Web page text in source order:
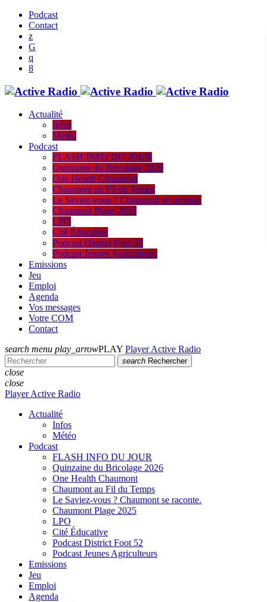
Podcast
Contact
Actualité
Infos
Météo
Podcast
FLASH INFO DU JOUR
Quinzaine du Bricolage 2026
One Health Chaumont
Chaumont au Fil du Temps
Le Saviez-vous ? Chaumont se raconte.
Chaumont Plage 2025
LPO
Cité Éducative
Podcast District Foot 52
Podcast Jeunes Agriculteurs
Emissions
Jeu
Emploi
Agenda
Vos messages
Votre COM
Contact
search menu play_arrowPLAY Player Active Radio
search Rechercher
close
close
Player Active Radio
Actualité
Infos
Météo
Podcast
FLASH INFO DU JOUR
Quinzaine du Bricolage 2026
One Health Chaumont
Chaumont au Fil du Temps
Le Saviez-vous ? Chaumont se raconte.
Chaumont Plage 2025
LPO
Cité Éducative
Podcast District Foot 52
Podcast Jeunes Agriculteurs
Emissions
Jeu
Emploi
Agenda